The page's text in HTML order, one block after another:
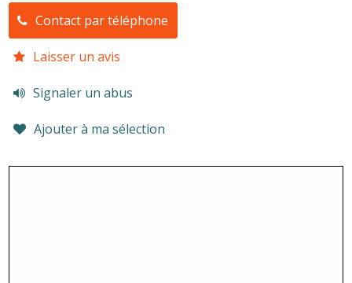
Contact par téléphone
Laisser un avis
Signaler un abus
Ajouter à ma sélection